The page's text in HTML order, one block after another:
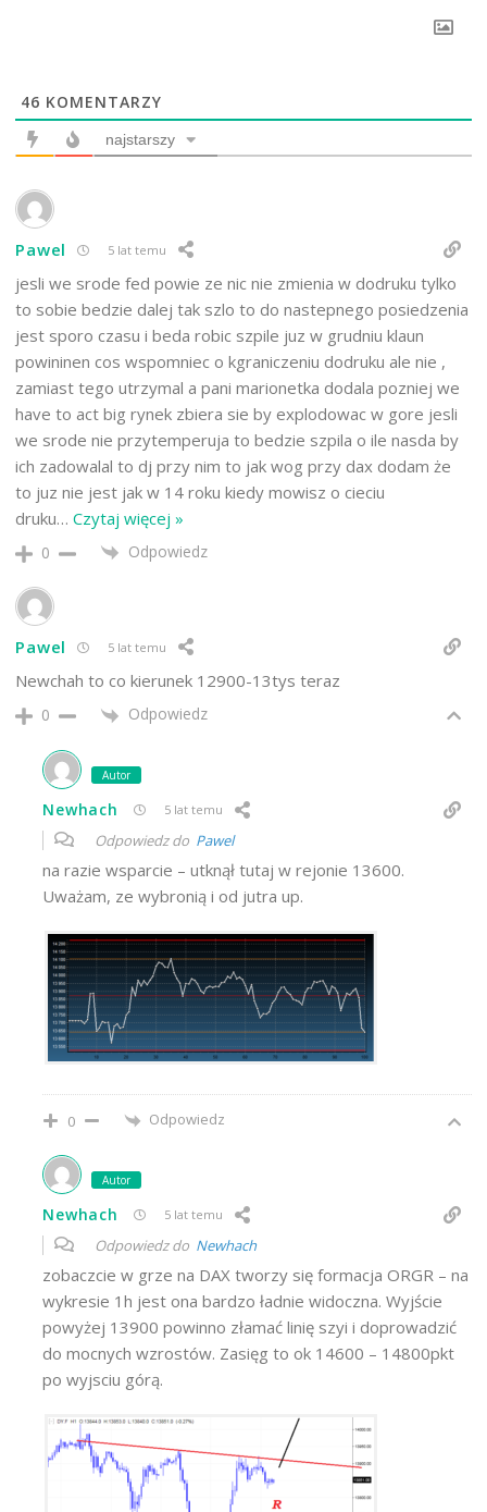
46 KOMENTARZY
najstarszy
Pawel 5 lat temu
jesli we srode fed powie ze nic nie zmienia w dodruku tylko
to sobie bedzie dalej tak szlo to do nastepnego posiedzenia
jest sporo czasu i beda robic szpile juz w grudniu klaun
powininen cos wspomniec o kgraniczeniu dodruku ale nie ,
zamiast tego utrzymal a pani marionetka dodala pozniej we
have to act big rynek zbiera sie by explodowac w gore jesli
we srode nie przytemperuja to bedzie szpila o ile nasda by
ich zadowalal to dj przy nim to jak wog przy dax dodam że
to juz nie jest jak w 14 roku kiedy mowisz o cieciu
druku…Czytaj więcej »
0 Odpowiedz
Pawel 5 lat temu
Newchah to co kierunek 12900-13tys teraz
0 Odpowiedz
Autor
Newhach 5 lat temu
Odpowiedz do Pawel
na razie wsparcie – utknął tutaj w rejonie 13600.
Uważam, ze wybronią i od jutra up.
0 Odpowiedz
Autor
Newhach 5 lat temu
Odpowiedz do Newhach
zobaczcie w grze na DAX tworzy się formacja ORGR – na
wykresie 1h jest ona bardzo ładnie widoczna. Wyjście
powyżej 13900 powinno złamać linię szyi i doprowadzić
do mocnych wzrostów. Zasięg to ok 14600 – 14800pkt
po wyjsciu górą.